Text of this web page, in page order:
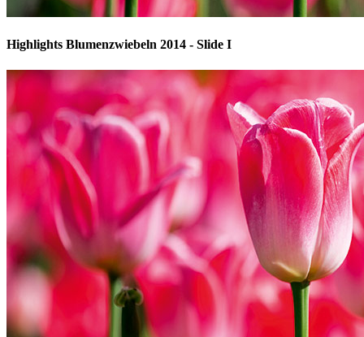
Highlights Blumenzwiebeln 2014 - Slide I